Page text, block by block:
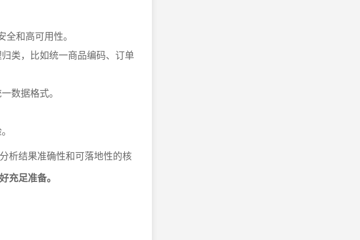
和高可用性。
类，比如统一商品编码、订单
数据格式。
析结果准确性和可落地性的核
充足准备。